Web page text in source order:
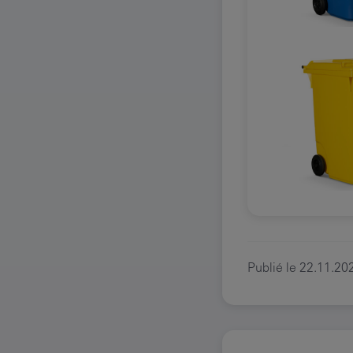
Publié le